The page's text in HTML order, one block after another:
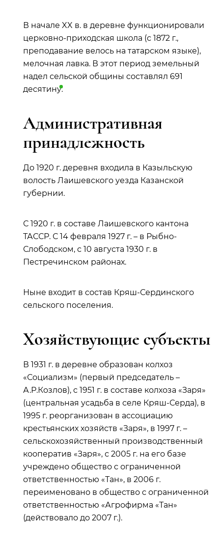
В начале XX в. в деревне функционировали
церковно-приходская школа (с 1872 г.,
преподавание велось на татарском языке),
мелочная лавка. В этот период земельный
надел сельской общины составлял 691
десятину.
Административная
принадлежность
До 1920 г. деревня входила в Казыльскую
волость Лаишевского уезда Казанской
губернии.
С 1920 г. в составе Лаишевского кантона
ТАССР. С 14 февраля 1927 г. – в Рыбно-
Слободском, с 10 августа 1930 г. в
Пестречинском районах.
Ныне входит в состав Кряш-Сердинского
сельского поселения.
Хозяйствующие субъекты
В 1931 г. в деревне образован колхоз
«Социализм» (первый председатель –
А.Р.Козлов), с 1951 г. в составе колхоза «Заря»
(центральная усадьба в селе Кряш-Серда), в
1995 г. реорганизован в ассоциацию
крестьянских хозяйств «Заря», в 1997 г. –
сельскохозяйственный производственный
кооператив «Заря», с 2005 г. на его базе
учреждено общество с ограниченной
ответственностью «Тан», в 2006 г.
переименовано в общество с ограниченной
ответственностью «Агрофирма «Тан»
(действовало до 2007 г.).